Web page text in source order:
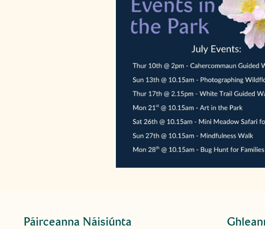
Páirceanna Náisiúnta